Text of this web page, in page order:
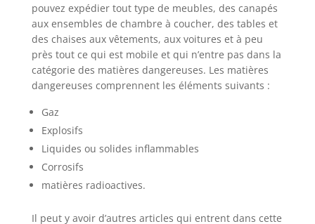
pouvez expédier tout type de meubles, des canapés
aux ensembles de chambre à coucher, des tables et
des chaises aux vêtements, aux voitures et à peu
près tout ce qui est mobile et qui n’entre pas dans la
catégorie des matières dangereuses. Les matières
dangereuses comprennent les éléments suivants :
Gaz
Explosifs
Liquides ou solides inflammables
Corrosifs
matières radioactives.
Il peut y avoir d’autres articles qui entrent dans cette